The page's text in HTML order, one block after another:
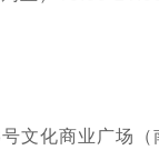
文化商业广场（